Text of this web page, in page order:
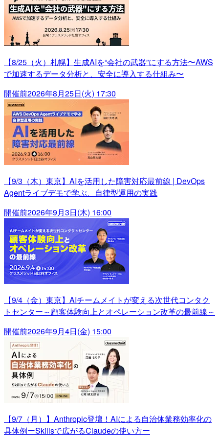
【8/25（火）札幌】生成AIを“会社の武器”にする方法〜AWS
で加速するデータ分析と、安全に導入する仕組み〜
開催前2026年8月25日(火) 17:30
【9/3（木）東京】AIを活用した障害対応最前線 | DevOps
Agentライブデモで学ぶ、自律型運用の実践
開催前2026年9月3日(木) 16:00
【9/4（金）東京】AIチームメイトが変える次世代コンタク
トセンター～顧客体験向上とオペレーション改革の最前線～
開催前2026年9月4日(金) 15:00
【9/7（月）】Anthropic登壇！AIによる自治体業務効率化の
具体例ーSkillsで広がるClaudeの使い方ー